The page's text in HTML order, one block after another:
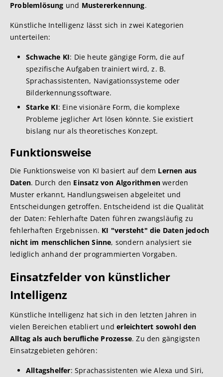
Problemlösung und Mustererkennung.
Künstliche Intelligenz lässt sich in zwei Kategorien
unterteilen:
Schwache KI: Die heute gängige Form, die auf
spezifische Aufgaben trainiert wird, z. B.
Sprachassistenten, Navigationssysteme oder
Bilderkennungssoftware.
Starke KI: Eine visionäre Form, die komplexe
Probleme jeglicher Art lösen könnte. Sie existiert
bislang nur als theoretisches Konzept.
Funktionsweise
Die Funktionsweise von KI basiert auf dem Lernen aus
Daten. Durch den Einsatz von Algorithmen werden
Muster erkannt, Handlungsweisen abgeleitet und
Entscheidungen getroffen. Entscheidend ist die Qualität
der Daten: Fehlerhafte Daten führen zwangsläufig zu
fehlerhaften Ergebnissen. KI "versteht" die Daten jedoch
nicht im menschlichen Sinne, sondern analysiert sie
lediglich anhand der programmierten Vorgaben.
Einsatzfelder von künstlicher
Intelligenz
Künstliche Intelligenz hat sich in den letzten Jahren in
vielen Bereichen etabliert underleichtert sowohl den
Alltag als auch berufliche Prozesse. Zu den gängigsten
Einsatzgebieten gehören:
Alltagshelfer: Sprachassistenten wie Alexa und Siri,